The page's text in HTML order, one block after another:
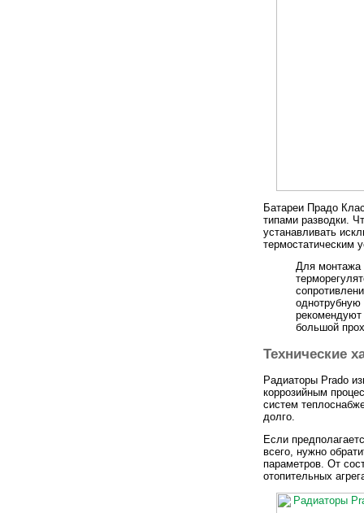
Батареи Прадо
типами разводки.
устанавливать
термостатическим
Для монтажа
однотрубную
большой
Технические
Радиаторы Prado
коррозийным
систем
долго.
Если
всего, нужно
параметров. От
отопительных